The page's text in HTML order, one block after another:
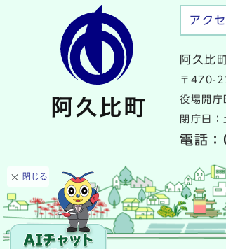
閉じる
アク
阿久比
〒470-
役場開
閉庁日
電話：